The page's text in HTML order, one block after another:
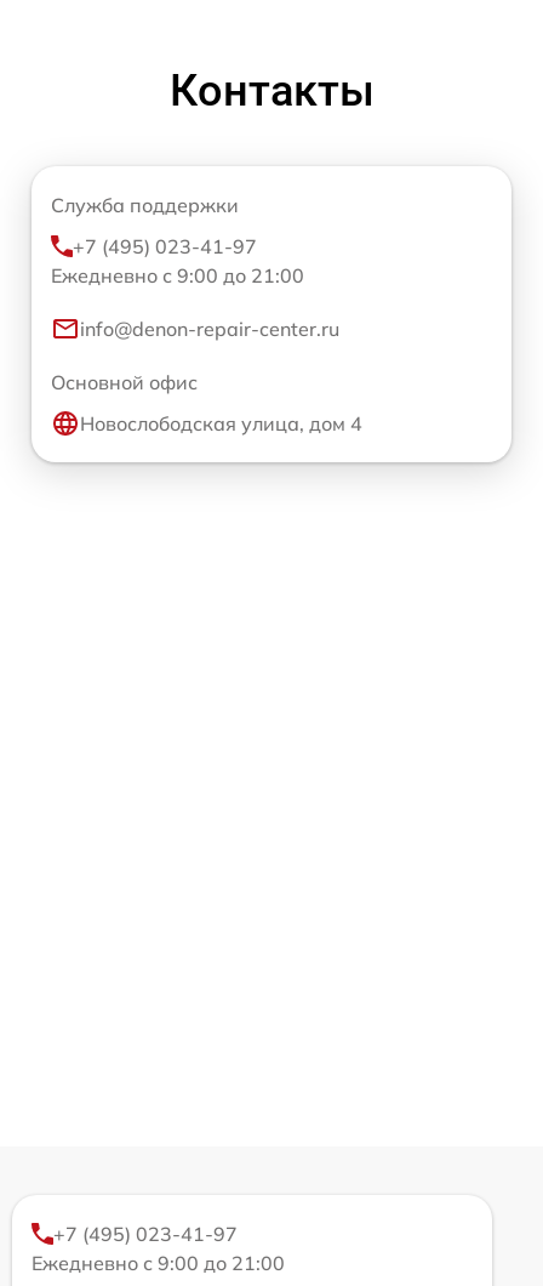
Контакты
Служба поддержки
+7 (495) 023-41-97
Ежедневно с 9:00 до 21:00
info@denon-repair-center.ru
Основной офис
Новослободская улица, дом 4
+7 (495) 023-41-97
Ежедневно с 9:00 до 21:00